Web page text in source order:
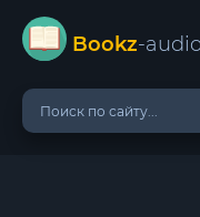
Bookz-